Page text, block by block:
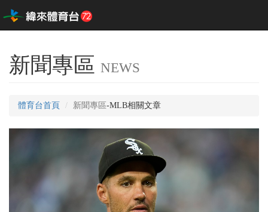
新聞專區 NEWS
體育台首頁 新聞專區-MLB相關文章